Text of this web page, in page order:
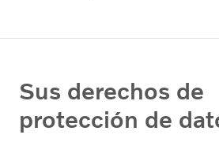
Sus derechos de
protección de